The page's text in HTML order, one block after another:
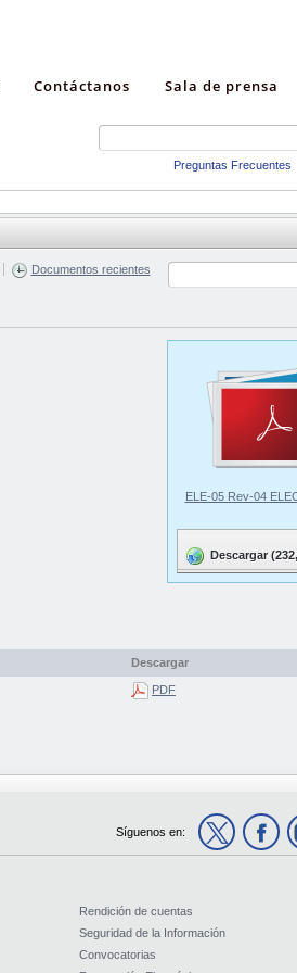
Contáctanos Sala de prensa
Preguntas Frecuentes
Documentos recientes
ELE-05 Rev-04
Descargar
Descargar
PDF
Síguenos en:
Rendición de cuentas
Seguridad de la Información
Convocatorias